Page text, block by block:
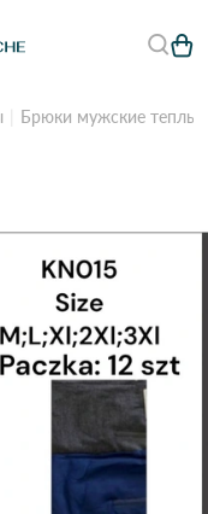
Брюки мужские